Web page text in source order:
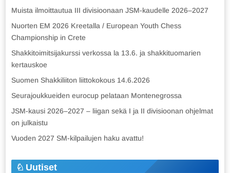
Muista ilmoittautua III divisioonaan JSM-kaudelle 2026–2027
Nuorten EM 2026 Kreetalla / European Youth Chess
Championship in Crete
Shakkitoimitsijakurssi verkossa la 13.6. ja shakkituomarien
kertauskoe
Suomen Shakkiliiton liittokokous 14.6.2026
Seurajoukkueiden eurocup pelataan Montenegrossa
JSM-kausi 2026–2027 – liigan sekä I ja II divisioonan ohjelmat
on julkaistu
Vuoden 2027 SM-kilpailujen haku avattu!
Uutiset